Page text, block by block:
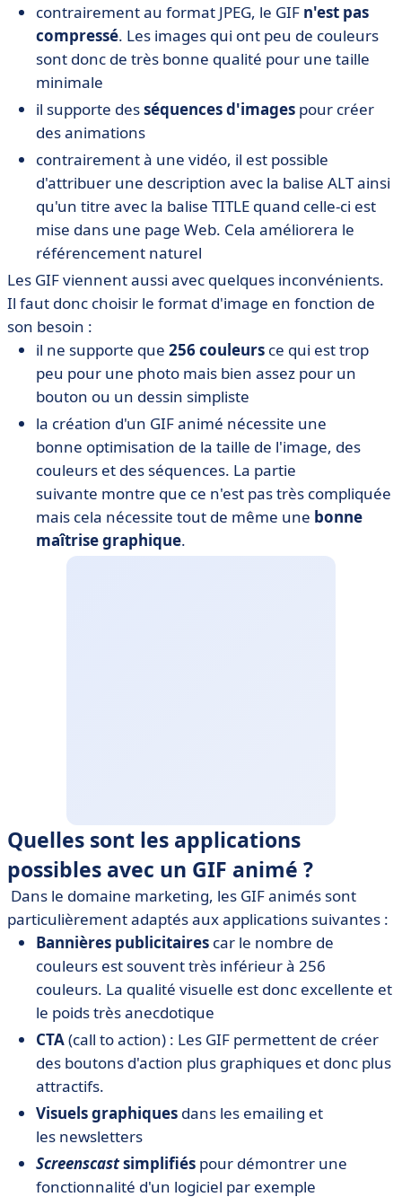
contrairement au format JPEG, le GIF n'est pas
compressé. Les images qui ont peu de couleurs
sont donc de très bonne qualité pour une taille
minimale
il supporte desséquences d'images pour créer
des animations
contrairement à une vidéo, il est possible
d'attribuer une description avec la balise ALT ainsi
qu'un titre avec la balise TITLE quand celle-ci est
mise dans une page Web. Cela améliorera le
référencement naturel
Les GIF viennent aussi avec quelques inconvénients.
Il faut donc choisir le format d'image en fonction de
son besoin :
il ne supporte que 256 couleurs ce qui est trop
peu pour une photo mais bien assez pour un
bouton ou un dessin simpliste
la création d'un GIF animé nécessite une
bonne optimisation de la taille de l'image, des
couleurs et des séquences. La partie
suivante montre que ce n'est pas très compliquée
mais cela nécessite tout de même une bonne
maîtrise graphique.
Quelles sont les applications
possibles avec un GIF animé ?
Dans le domaine marketing, les GIF animés sont
particulièrement adaptés aux applications suivantes :
Bannières publicitaires car le nombre de
couleurs est souvent très inférieur à 256
couleurs. La qualité visuelle est donc excellente et
le poids très anecdotique
CTA(call to action) : Les GIF permettent de créer
des boutons d'action plus graphiques et donc plus
attractifs.
Visuels graphiques dans les emailing et
les newsletters
Screenscastsimplifiés pour démontrer une
fonctionnalité d'un logiciel par exemple